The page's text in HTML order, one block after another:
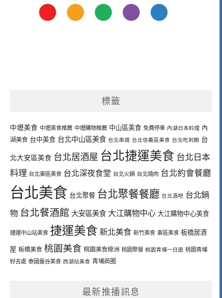
標籤
中壢美食 中壢美食推薦 中壢購物推薦 中山區美食 免費停車 內湖日本料理 內
湖美食 台中美食 台北中山區美食 台北串燒 台北信義區美食 台北吃到飽 台
北大安區美食 台北居酒屋 台北捷運美食 台北日本
料理 台北東區美食 台北深夜食堂 台北火鍋 台北燒肉 台北約會餐廳
台北美食 台北聚餐 台北聚餐餐廳 台北酒吧 台北鍋
物 台北餐酒館 大安區美食 大江購物中心 大江購物中心美食
捷運中山站美食 捷運美食 新北美食 新竹美食 東區美食 板橋居酒
屋 板橋美食 桃園美食 桃園美食綠洲 桃園聚餐 桃園青埔一日遊 桃園青埔
好去處 泰國曼谷美食 西湖站美食 青埔商圈
最新推播訊息